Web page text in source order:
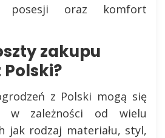
posesji oraz komfort
zakupu
z Polski mogą się
w zależności od wielu
jak rodzaj materiału, styl,